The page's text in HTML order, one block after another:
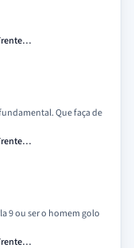
Que faça de
9 ou ser o homem golo